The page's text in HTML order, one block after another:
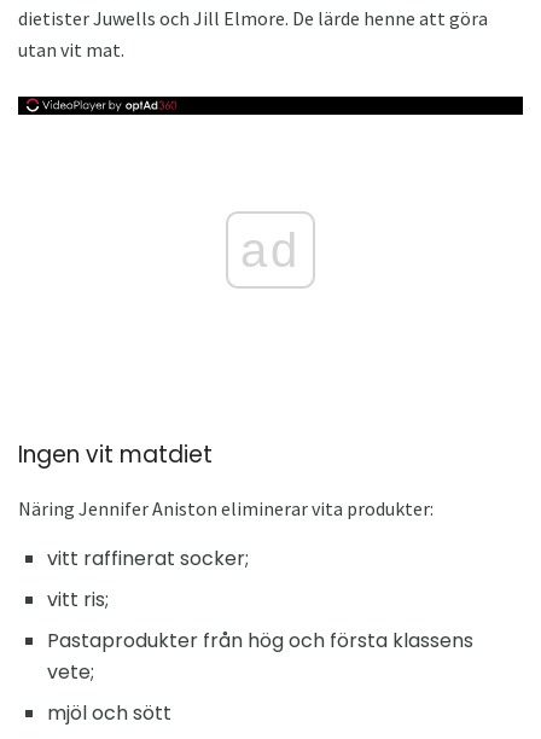
dietister Juwells och Jill Elmore. De lärde henne att göra
utan vit mat.
ad
Ingen vit matdiet
Näring Jennifer Aniston eliminerar vita produkter:
vitt raffinerat socker;
vitt ris;
Pastaprodukter från hög och första klassens
vete;
mjöl och sött